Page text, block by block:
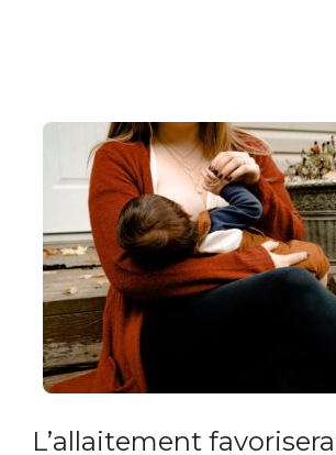
L’allaitement